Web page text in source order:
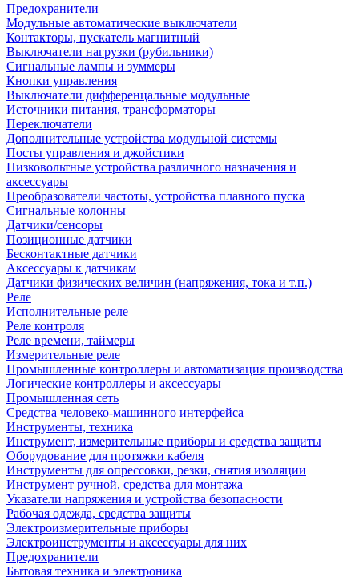
Предохранители
Модульные автоматические выключатели
Контакторы, пускатель магнитный
Выключатели нагрузки (рубильники)
Сигнальные лампы и зуммеры
Кнопки управления
Выключатели дифференцальные модульные
Источники питания, трансформаторы
Переключатели
Дополнительные устройства модульной системы
Посты управления и джойстики
Низковольтные устройства различного назначения и
аксессуары
Преобразователи частоты, устройства плавного пуска
Сигнальные колонны
Датчики/сенсоры
Позиционные датчики
Бесконтактные датчики
Аксессуары к датчикам
Датчики физических величин (напряжения, тока и т.п.)
Реле
Исполнительные реле
Реле контроля
Реле времени, таймеры
Измерительные реле
Промышленные контроллеры и автоматизация производства
Логические контроллеры и аксессуары
Промышленная сеть
Средства человеко-машинного интерфейса
Инструменты, техника
Инструмент, измерительные приборы и средства защиты
Оборудование для протяжки кабеля
Инструменты для опрессовки, резки, снятия изоляции
Инструмент ручной, средства для монтажа
Указатели напряжения и устройства безопасности
Рабочая одежда, средства защиты
Электроизмерительные приборы
Электроинструменты и аксессуары для них
Предохранители
Бытовая техника и электроника